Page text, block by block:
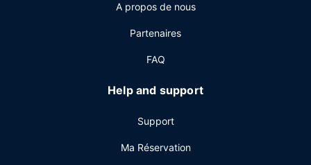
piscine. Un petit déjeuner complet est servi tous les jours
de 07 h 00 à 10 h 00 moyennant un supplément.
journaux gratuits dans le hall, un service de nettoyage à
sec / blanchisserie et une réception ouverte 24 h/24. Si
à cet hôtel qui dispose d'espaces événements mesurant
45 mètres carrés et comprenant un espace de conférence
A propos de nous
Partenaires
FAQ
Help and support
Support
Ma Réservation